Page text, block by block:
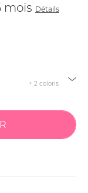
mois Détails
+ 2 coloris